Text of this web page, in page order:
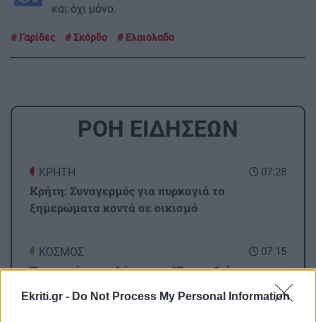
Ekriti.gr - Do Not Process My Personal Information
και όχι μόνο.
Γαρίδες Σκόρδο Ελαιολαδο
ΡΟΗ ΕΙΔΗΣΕΩΝ
07:28
ΚΡΗΤΗ
Κρήτη: Συναγερμός για πυρκαγιά τα
ξημερώματα κοντά σε οικισμό
07:15
ΚΟΣΜΟΣ
Τουρκικές προκλήσεις με 17 παραβιάσεις και